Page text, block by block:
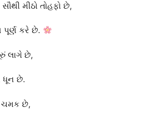
મીઠો તોહફો છે,
પૂર્ણ કરે છે.
લાગે છે,
ધૂન છે.
ચમક છે,